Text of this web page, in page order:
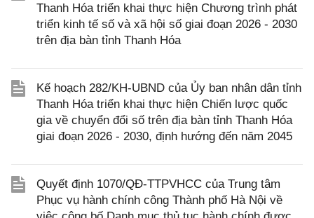
Thanh Hóa triển khai thực hiện Chương trình phát
triển kinh tế số và xã hội số giai đoạn 2026 - 2030
trên địa bàn tỉnh Thanh Hóa
Kế hoạch 282/KH-UBND của Ủy ban nhân dân tỉnh
Thanh Hóa triển khai thực hiện Chiến lược quốc
gia về chuyển đổi số trên địa bàn tỉnh Thanh Hóa
giai đoạn 2026 - 2030, định hướng đến năm 2045
Quyết định 1070/QĐ-TTPVHCC của Trung tâm
Phục vụ hành chính công Thành phố Hà Nội về